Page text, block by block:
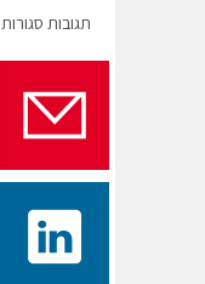
תגובות סגורות